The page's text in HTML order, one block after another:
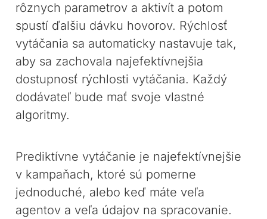
rôznych parametrov a aktivít a potom
spustí ďalšiu dávku hovorov. Rýchlosť
vytáčania sa automaticky nastavuje tak,
aby sa zachovala najefektívnejšia
dostupnosť rýchlosti vytáčania. Každý
dodávateľ bude mať svoje vlastné
algoritmy.
Prediktívne vytáčanie je najefektívnejšie
v kampaňach, ktoré sú pomerne
jednoduché, alebo keď máte veľa
agentov a veľa údajov na spracovanie.